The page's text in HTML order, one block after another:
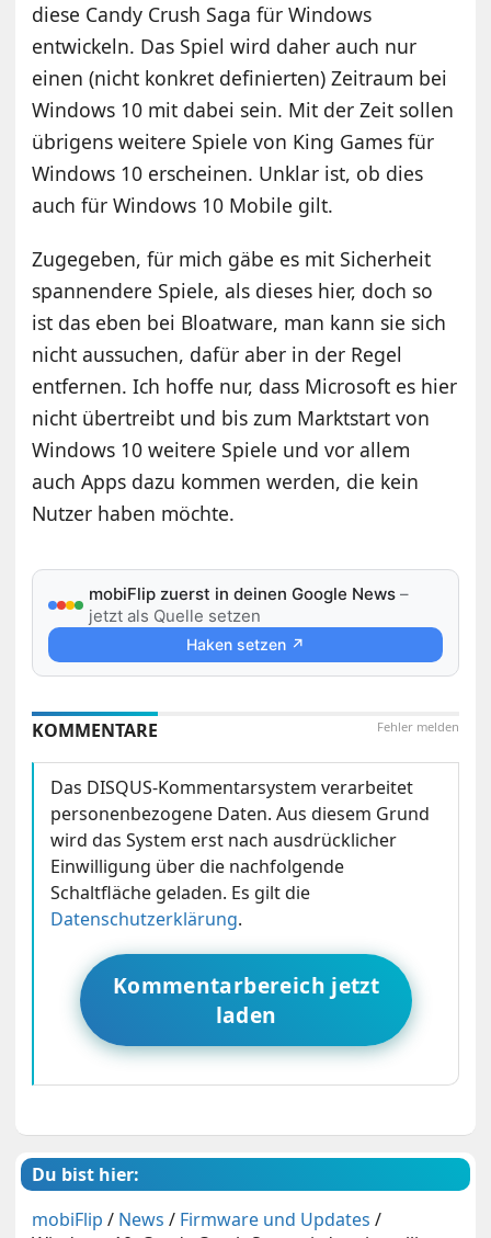
diese Candy Crush Saga für Windows
entwickeln. Das Spiel wird daher auch nur
einen (nicht konkret definierten) Zeitraum bei
Windows 10 mit dabei sein. Mit der Zeit sollen
übrigens weitere Spiele von King Games für
Windows 10 erscheinen. Unklar ist, ob dies
auch für Windows 10 Mobile gilt.
Zugegeben, für mich gäbe es mit Sicherheit
spannendere Spiele, als dieses hier, doch so
ist das eben bei Bloatware, man kann sie sich
nicht aussuchen, dafür aber in der Regel
entfernen. Ich hoffe nur, dass Microsoft es hier
nicht übertreibt und bis zum Marktstart von
Windows 10 weitere Spiele und vor allem
auch Apps dazu kommen werden, die kein
Nutzer haben möchte.
mobiFlip zuerst in deinen Google News –
jetzt als Quelle setzen
Haken setzen ↗
Fehler melden
KOMMENTARE
Das DISQUS-Kommentarsystem verarbeitet
personenbezogene Daten. Aus diesem Grund
wird das System erst nach ausdrücklicher
Einwilligung über die nachfolgende
Schaltfläche geladen. Es gilt die
Datenschutzerklärung.
Kommentarbereich jetzt
laden
Du bist hier:
mobiFlip / News / Firmware und Updates /